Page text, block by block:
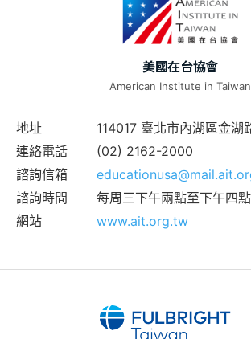
美國在台協會
American Institute in Taiwan
地址
114017 臺北市內湖區金湖
連絡電話
(02) 2162-2000
諮詢信箱
諮詢時間
每周三下午兩點至下午四
網站
www.ait.org.tw